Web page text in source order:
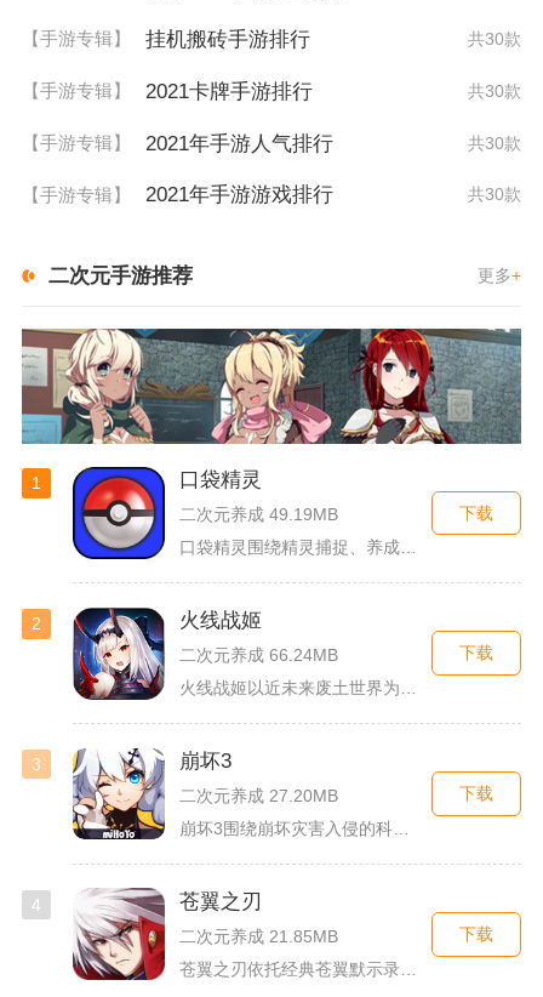
【手游专辑】 挂机搬砖手游排行 共30款
【手游专辑】 2021卡牌手游排行 共30款
【手游专辑】 2021年手游人气排行 共30款
【手游专辑】 2021年手游游戏排行 共30款
二次元手游推荐 更多+
1 口袋精灵
二次元养成 49.19MB
口袋精灵围绕精灵捕捉、养成、回合对战搭建完整冒险体系，玩家化...
下载
2 火线战姬
二次元养成 66.24MB
下载
3 崩坏3
二次元养成 27.20MB
下载
4 苍翼之刃
二次元养成 21.85MB
下载